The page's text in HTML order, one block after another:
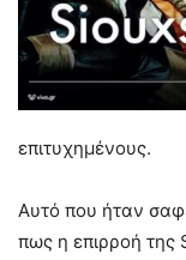
επιτυχημένους.
Αυτό που ήταν
πως η επιρροή της